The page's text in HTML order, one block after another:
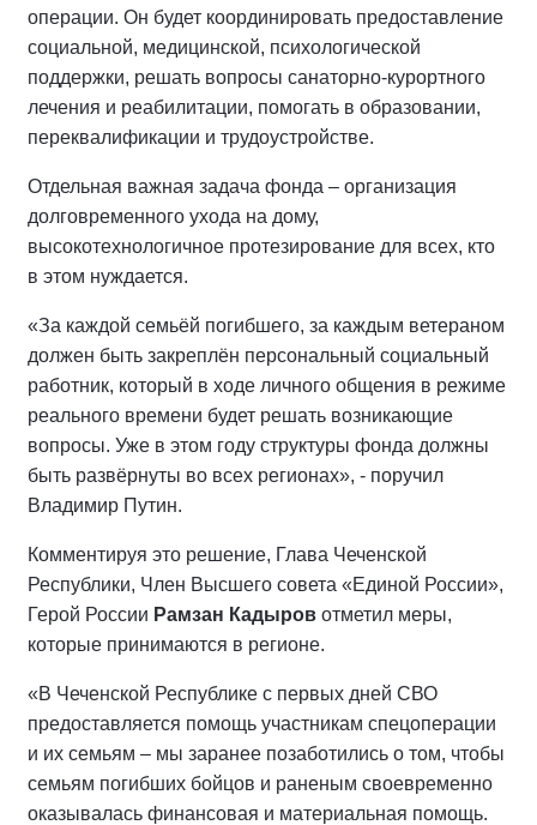
операции. Он будет координировать предоставление
социальной, медицинской, психологической
поддержки, решать вопросы санаторно-курортного
лечения и реабилитации, помогать в образовании,
переквалификации и трудоустройстве.
Отдельная важная задача фонда – организация
долговременного ухода на дому,
высокотехнологичное протезирование для всех, кто
в этом нуждается.
«За каждой семьёй погибшего, за каждым ветераном
должен быть закреплён персональный социальный
работник, который в ходе личного общения в режиме
реального времени будет решать возникающие
вопросы. Уже в этом году структуры фонда должны
быть развёрнуты во всех регионах», - поручил
Владимир Путин.
Комментируя это решение, Глава Чеченской
Республики, Член Высшего совета «Единой России»,
Герой России Рамзан Кадыров отметил меры,
которые принимаются в регионе.
«В Чеченской Республике с первых дней СВО
предоставляется помощь участникам спецоперации
и их семьям – мы заранее позаботились о том, чтобы
семьям погибших бойцов и раненым своевременно
оказывалась финансовая и материальная помощь.